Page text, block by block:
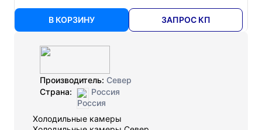
В КОРЗИНУ ЗАПРОС КП
Производитель: Север
Страна:
Россия
Холодильные камеры